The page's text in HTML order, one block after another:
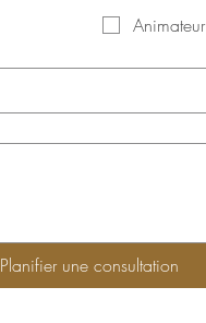
Planifier une consultation